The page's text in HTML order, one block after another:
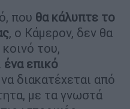
που θα κάλυπτε το
, ο Κάμερον, δεν θα
του,
ένα επικό
διακατέχεται από
με τα γνωστά